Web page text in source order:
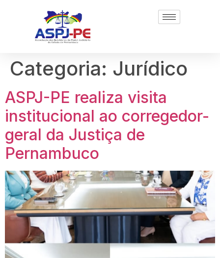
Categoria: Jurídico
ASPJ-PE realiza visita
institucional ao corregedor-
geral da Justiça de
Pernambuco